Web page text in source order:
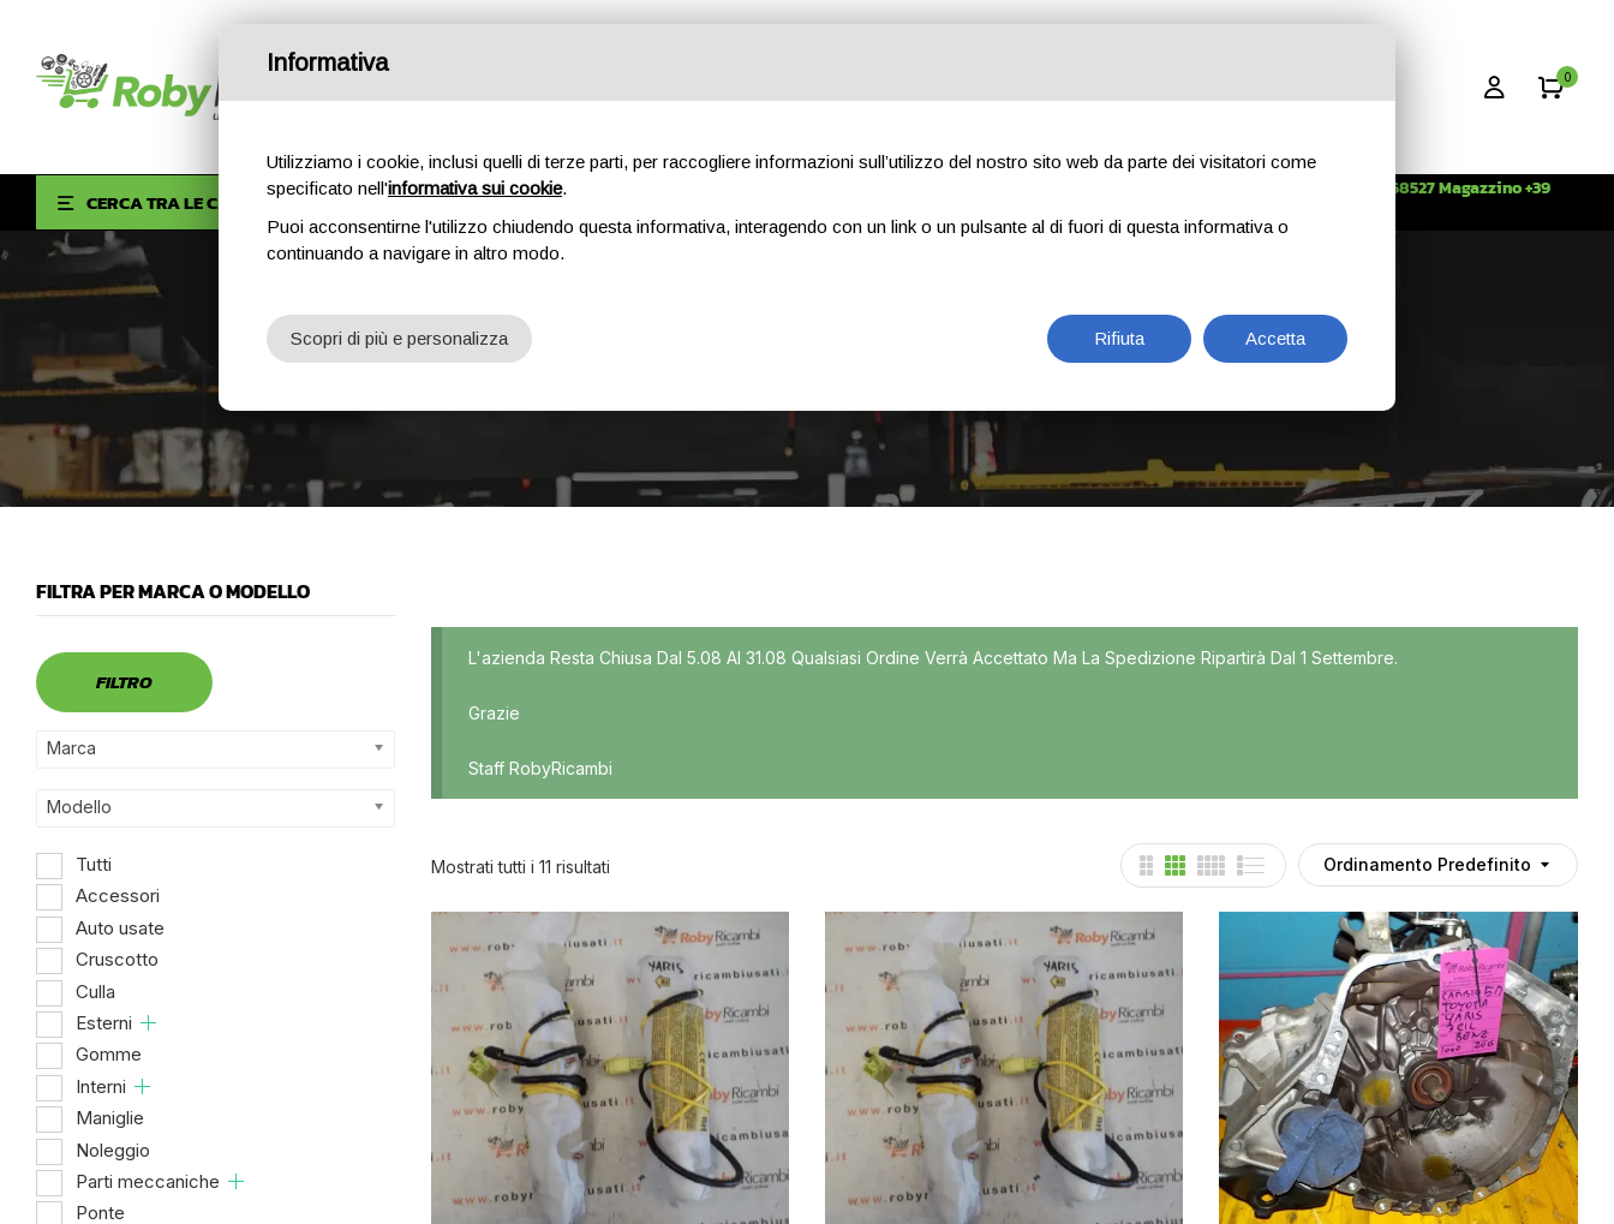
0
CERCA TRA LE CATEGORIE HOME
Info +39 3396268527 Magazzino +39
FILTRA PER MARCA O MODELLO
FILTRO
Marca
Modello
Tutti
Accessori
Auto usate
Cruscotto
Culla
Esterni
Gomme
Interni
Maniglie
Noleggio
Parti meccaniche
Ponte
Gomme
Interni
Parti meccaniche
Ponte
Spray Deghiacciante
Tetto Auto
Disponibile In offerta
L'azienda Resta Chiusa Dal 5.08 Al 31.08 Qualsiasi Ordine Verrà Accettato Ma La Spedizione Ripartirà Dal 1 Settembre.
Grazie
Staff RobyRicambi
Ordinamento Predefinito
Mostrati tutti i 11 risultati
Informativa
Utilizziamo i cookie, inclusi quelli di terze parti, per raccogliere informazioni sull’utilizzo del nostro sito web da parte dei visitatori come
specificato nell'informativa sui cookie.
Puoi acconsentirne l'utilizzo chiudendo questa informativa, interagendo con un link o un pulsante al di fuori di questa informativa o
continuando a navigare in altro modo.
Rifiuta Accetta
Scopri di più e personalizza